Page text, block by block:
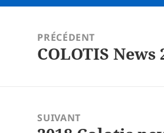
PRÉCÉDENT
Article
COLOTIS
SUIVANT